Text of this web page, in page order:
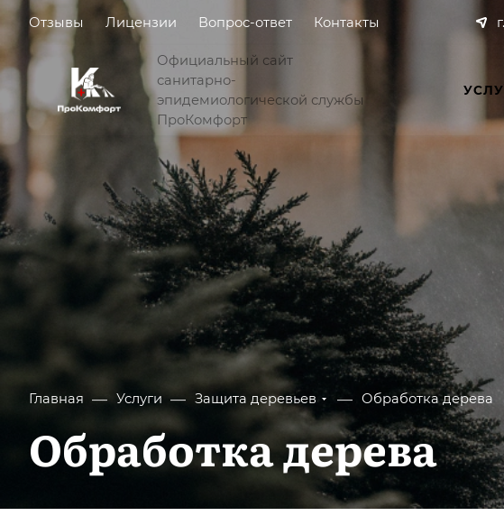
Отзывы Лицензии Вопрос-ответ Контакты
Официальный сайт
санитарно-
эпидемиологической службы
ПроКомфорт
Главная — Услуги — Защита деревьев — Обработка дерева
Обработка дерева